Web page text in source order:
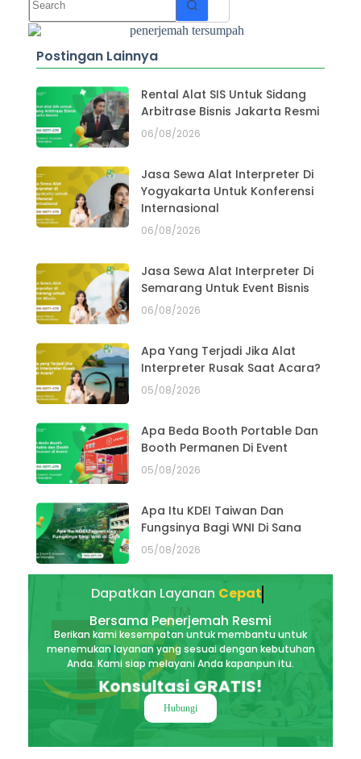
Postingan Lainnya
Rental Alat SIS Untuk Sidang
Arbitrase Bisnis Jakarta Resmi
06/08/2026
Jasa Sewa Alat Interpreter Di
Yogyakarta Untuk Konferensi
Internasional
06/08/2026
Jasa Sewa Alat Interpreter Di
Semarang Untuk Event Bisnis
06/08/2026
Apa Yang Terjadi Jika Alat
Interpreter Rusak Saat Acara?
05/08/2026
Apa Beda Booth Portable Dan
Booth Permanen Di Event
05/08/2026
Apa Itu KDEI Taiwan Dan
Fungsinya Bagi WNI Di Sana
05/08/2026
Dapatkan Layanan Akurat
Bersama Penerjemah Resmi
Berikan kami kesempatan untuk membantu untuk
menemukan layanan yang sesuai dengan kebutuhan
Anda. Kami siap melayani Anda kapanpun itu.
Konsultasi GRATIS!
Hubungi